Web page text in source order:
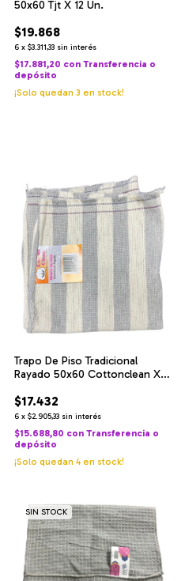
50x60 Tjt X 12 Un.
$19.868
6 x $3.311,33 sin interés
$17.881,20 con Transferencia o
depósito
¡Solo quedan 3 en stock!
Trapo De Piso Tradicional
Rayado 50x60 Cottonclean X
$17.432
6 x $2.905,33 sin interés
$15.688,80 con Transferencia o
depósito
¡Solo quedan 4en stock!
SIN STOCK